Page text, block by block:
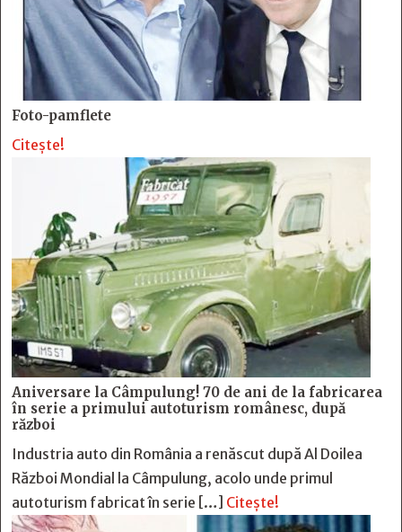
Foto-pamflete
Citește!
Aniversare la Câmpulung! 70 de ani de la fabricarea
în serie a primului autoturism românesc, după
război
Industria auto din România a renăscut după Al Doilea
Război Mondial la Câmpulung, acolo unde primul
autoturism fabricat în serie […] Citește!